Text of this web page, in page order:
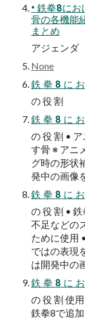
• 鉄拳8にお
骨の各機能
まとめ
アジェンダ
None
鉄 拳 8 に
の 役 割
鉄 拳 8 に
の 役 割 •
す骨 ※ アニ
グ時の形状
発中の画像
鉄 拳 8 に
の 役 割 •
不足などの
ために使用
ではの表現
は開発中の
鉄 拳 8 に
の 役 割 使
鉄拳8で追